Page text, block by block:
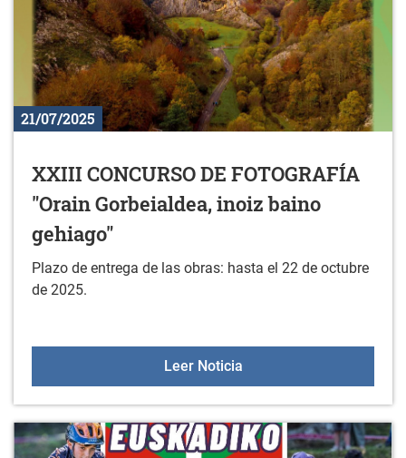
21/07/2025
XXIII CONCURSO DE FOTOGRAFÍA
"Orain Gorbeialdea, inoiz baino
gehiago"
Plazo de entrega de las obras: hasta el 22 de octubre
de 2025.
Leer NoticiaXXIII CONCURSO DE